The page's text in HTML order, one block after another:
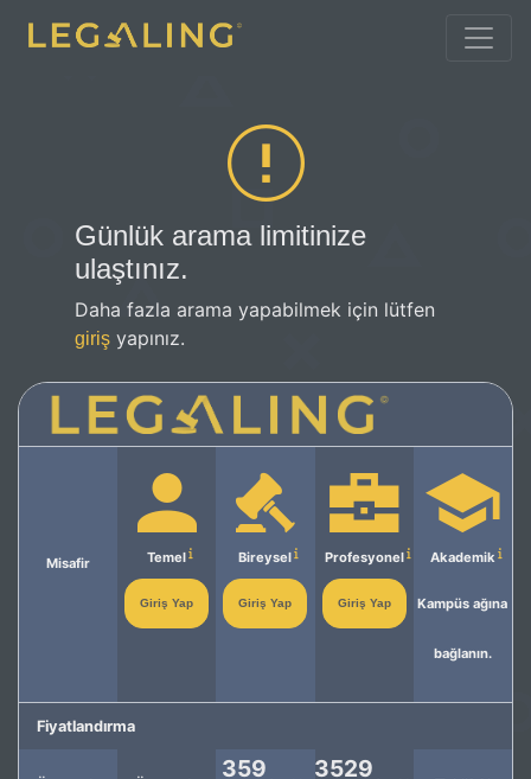
Günlük arama limitinize
ulaştınız.
Daha fazla arama yapabilmek için lütfen
giriş yapınız.
Misafir Temel
Giriş Yap
Bireysel
Giriş Yap
Profesyonel
Giriş Yap
Akademik
Kampüs ağına
bağlanın.
Fiyatlandırma
359
3529